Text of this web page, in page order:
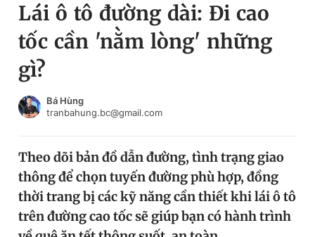
Chuyên mục
Chuyên mục khác
Chào ngày mới
Video Magazine
Đổi mật khẩu
Tin đã lưu
Lái ô tô đường dài: Đi cao
tốc cần 'nằm lòng' những
gì?
Bá Hùng
tranbahung.bc@gmail.com
Theo dõi bản đồ dẫn đường, tình trạng giao
thông để chọn tuyến đường phù hợp, đồng
thời trang bị các kỹ năng cần thiết khi lái ô tô
trên đường cao tốc sẽ giúp bạn có hành trình